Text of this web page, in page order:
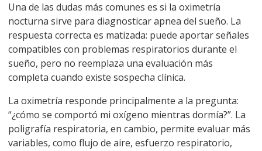
Una de las dudas más comunes es si la oximetría
nocturna sirve para diagnosticar apnea del sueño. La
respuesta correcta es matizada: puede aportar señales
compatibles con problemas respiratorios durante el
sueño, pero no reemplaza una evaluación más
completa cuando existe sospecha clínica.
La oximetría responde principalmente a la pregunta:
“¿cómo se comportó mi oxígeno mientras dormía?”. La
poligrafía respiratoria, en cambio, permite evaluar más
variables, como flujo de aire, esfuerzo respiratorio,